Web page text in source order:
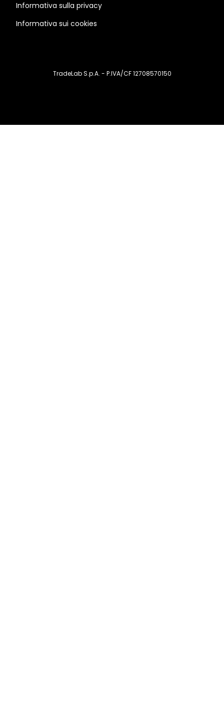
Informativa sulla privacy
Informativa sui cookies
TradeLab S.p.A. - P.IVA/CF 12708570150